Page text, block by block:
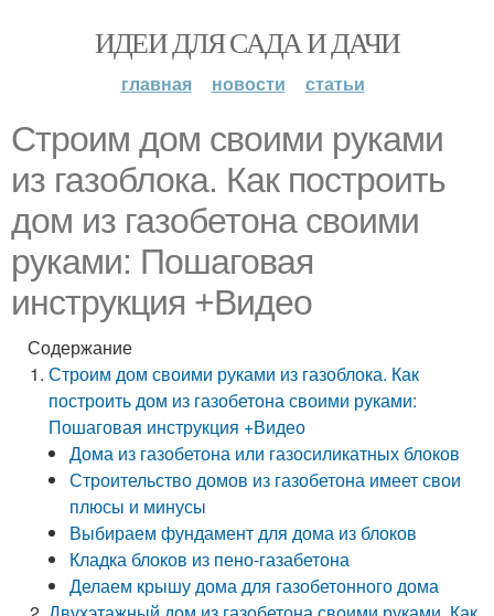
ИДЕИ ДЛЯ САДА И ДАЧИ
главная новости статьи
Строим дом своими руками
из газоблока. Как построить
дом из газобетона своими
руками: Пошаговая
инструкция +Видео
Содержание
Строим дом своими руками из газоблока. Как
построить дом из газобетона своими руками:
Пошаговая инструкция +Видео
Дома из газобетона или газосиликатных блоков
Строительство домов из газобетона имеет свои
плюсы и минусы
Выбираем фундамент для дома из блоков
Кладка блоков из пено-газабетона
Делаем крышу дома для газобетонного дома